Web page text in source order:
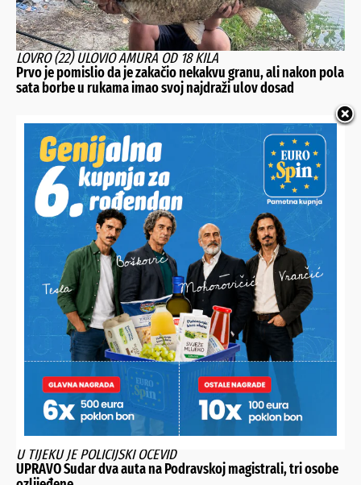
LOVRO (22) ULOVIO AMURA OD 18 KILA
Prvo je pomislio da je zakačio nekakvu granu, ali nakon pola
sata borbe u rukama imao svoj najdraži ulov dosad
GRADSKO DRUŠTVO CRVENOG KRIŽA LUDBREG
Emotivan oproštaj od gerontodomaćica: “Nisu donosile
samo kruh i lijekove, donosile su sebe”
U TIJEKU JE POLICIJSKI OČEVID
UPRAVO Sudar dva auta na Podravskoj magistrali, tri osobe